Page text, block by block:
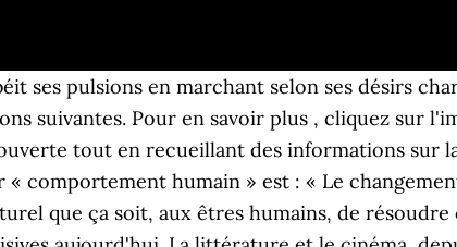
intéressé par le roman. Pour le programme formation: cliquez sur le logo ci dessus ou téléphoner au 05 55 57 04 54 ou 06 48 58 99 19. Comment décrypter la communication non verbale pour découvrir les secrets du comportement humain. Cet enseignement porte sur les facteurs qui régissent le comportement humain au cours de sa vie terrestre, parmi ces éléments il y a : La chair: Dans 1 Corinthiens 2:14, la Bible parle de l'homme animal qui ne reçoit pas les Choses de L'ESPRIT. « Science et comportement humain » est l’ouvrage de référence de la théorie comportementaliste. Natural Horse-Man-Ship de Pat Parelli ,Si les lions pouvaient parler de Boris Cyrulnik ,Guide pratique du comportement du chien : Votre chien vous parle ! B. Watson qui incarne le premier ce courant, avec un texte fondateur qu'il publie en 1913 et dans lequel il signifie que d'un point de vue béhavioriste, la psychologie est une branche expérimentale purement objective des sciences naturelles. Ouvrons ce court roman du grand écrivain américain, Herman Melville, texte devenu le symbole de la résistance passive à l'époque de la bureaucratie naissante. Recueil d'observations sur le comportement des animaux et sur le comportement humain, avec des relations explicatives ou comparatives entre les deux. Activités - Comportement - Environnement - Humain. Albert Jacquard - Généticien français . Mieux connaitre le comportement humain, favorise le changement. Nous joindre. Il est ainsi dégoutté par l'apparence des humains, dégoutté par leur nourriture, par leur comportement. livres sur le comportement et l'élevage des oiseaux d'agrément, Les meilleurs livres sur le comportement et. Boris Cyrulnik expose ses vues originales sur la psychologie de l'enfant, qui permettent de reformuler complètement le rapport entre l'inné et l'acquis. Pour en savoir plus. dominique.puigrenier@orange.fr. Influences sociales sur le comportement humain En tant qu'êtres humains, nous avons tous agir et se comporter de certaines façons à différents moments et à différents endroits. Le béhaviorisme est né aux Etats-Unis et a dominé les recherches en psychologie durant la première moitié du XXème siècle. Si nous tenons absolument à faire porter aux médias la responsabilité de certaines déviations comportementales et idéologiques, il nous faut adopter une hypothèse de causalité multiple. Dans Potentiel humain 0,487, Fabrice Colin – auteur du merveilleux roman Les Enfants de la lune paru simultanément dans la même collection –, aborde le thème du cyborg. Comportement et élevage des nouveaux animaux de compagnie. D'abord surtout centrée sur la poésie par les « modernes » (Surréalistes, Lettristes, Oulipo), la réflexion s'est portée sur le roman avec le Nouveau Roman dans les années 1950-1970 et L'Ère du soupçon qui remet en cause la notion de personnage, sur la chronologie (ex. Patrick Süskind raconte dans son livre, Le Parfum, la vie de Jean-Baptiste Grenouille, doté d’un sens olfactif extraordinaire, en France du XVIIIème. Publié aux Etats-Unis en 1953, il a fallu attendre 2005 pour qu’il … Le roman repose d’abord sur l’intrigue est le « fil conducteur » du roman. Retrouvez + de 100 000 citations avec les meilleures phrases comportement, les plus grandes maximes comportement, les plus belles pensées comportement provenant d'extraits de livres, magazines, discours ou … Commençons par l’indémodable et actuelle oeuvre de George Orwell, 1984. C’est Marx (1972) lui-même qui écrivait : « Il faut éviter de fixer de nouveau la société comme une abstraction